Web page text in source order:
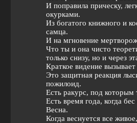
И поправила прическу,
окурками.
Из богатого книжного и
самца.
И на мгновение
Что ты и она чисто
только снизу, но и через
Краткое видение
Это защитная реакция
пожилоид.
Есть ракурс, под
Есть время года, когда
Весна.
Когда веснуется все